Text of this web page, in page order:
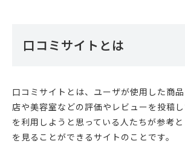
口コミサイトとは
口コミサイトとは、ユーザが使用した商
店や美容室などの評価やレビューを投稿
を利用しようと思っている人たちが参考
を見ることができるサイトのことです。